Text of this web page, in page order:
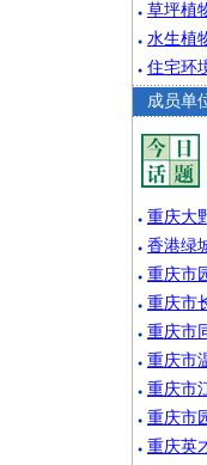
● 草坪植
● 水生植
● 住宅环
成员单
● 重庆大
● 香港绿
● 重庆市
● 重庆市
● 重庆市
● 重庆市
● 重庆市
● 重庆市
● 重庆英